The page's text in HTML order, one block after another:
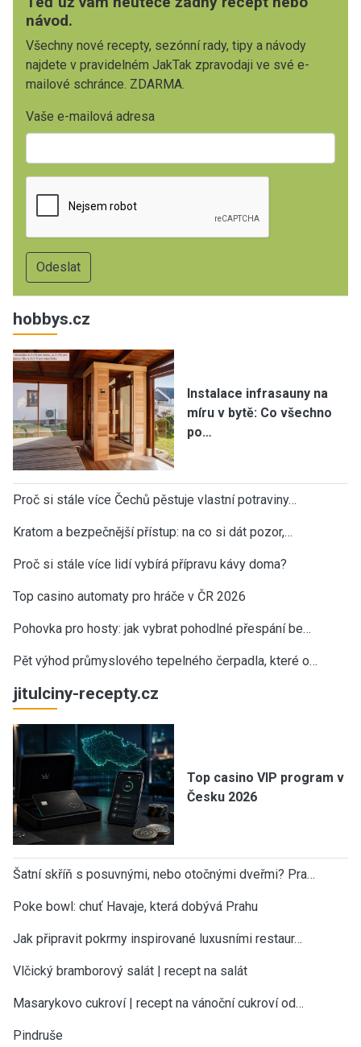
návod.
Všechny nové recepty, sezónní rady, tipy a návody
najdete v pravidelném JakTak zpravodaji ve své e-
mailové schránce. ZDARMA.
Vaše e-mailová adresa
hobbys.cz
Instalace infrasauny na
míru v bytě: Co všechno
po…
Proč si stále více Čechů pěstuje vlastní potraviny…
Kratom a bezpečnější přístup: na co si dát pozor,…
Proč si stále více lidí vybírá přípravu kávy doma?
Top casino automaty pro hráče v ČR 2026
Pohovka pro hosty: jak vybrat pohodlné přespání be…
Pět výhod průmyslového tepelného čerpadla, které o…
jitulciny-recepty.cz
Top casino VIP program v
Česku 2026
Šatní skříň s posuvnými, nebo otočnými dveřmi? Pra…
Poke bowl: chuť Havaje, která dobývá Prahu
Jak připravit pokrmy inspirované luxusními restaur…
Vlčický bramborový salát | recept na salát
Masarykovo cukroví | recept na vánoční cukroví od…
Pindruše